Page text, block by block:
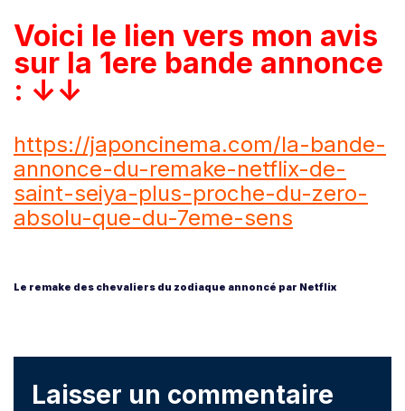
Voici le lien vers mon avis
sur la 1ere bande annonce
: ↓↓
https://japoncinema.com/la-bande-
annonce-du-remake-netflix-de-
saint-seiya-plus-proche-du-zero-
absolu-que-du-7eme-sens
Le remake des chevaliers du zodiaque annoncé par Netflix
Laisser un commentaire